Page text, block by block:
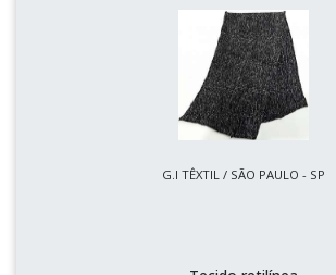
G.I TÊXTIL / SÃO PAULO - SP